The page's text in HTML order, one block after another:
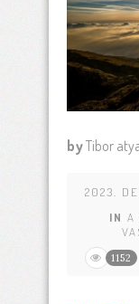
byTibor
2023.
IN A
1152